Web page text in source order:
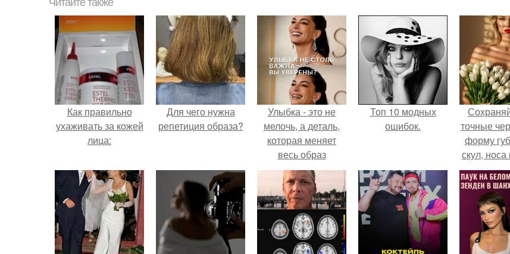
Читайте также
Как правильно
ухаживать за кожей
лица:
Для чего нужна
репетиция образа?
Улыбка - это не
мелочь, а деталь,
которая меняет
весь образ
человека.
Топ 10 модных
ошибок.
точные
форму
скул, носа